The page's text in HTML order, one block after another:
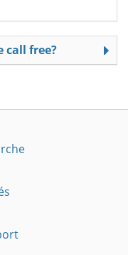
call free?